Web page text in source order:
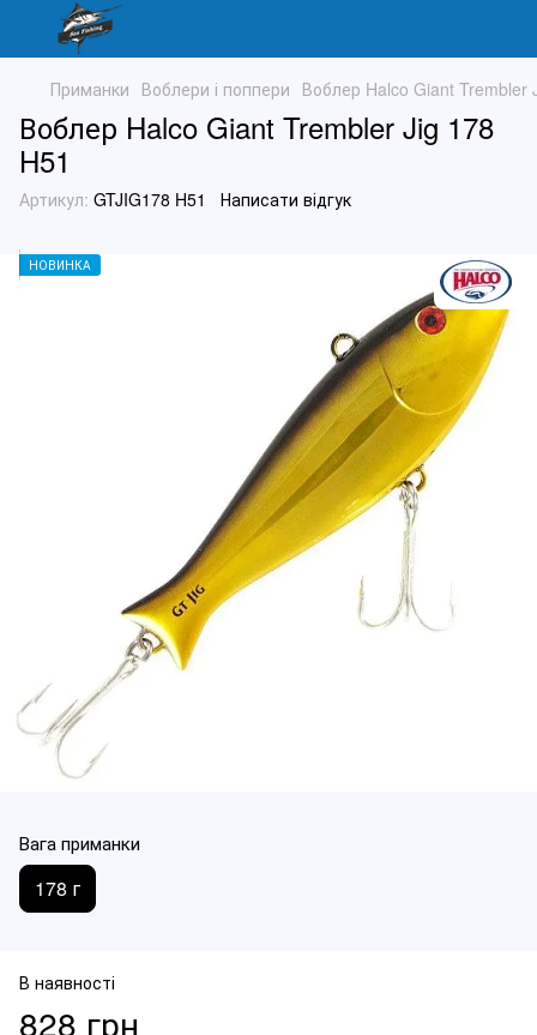
Приманки Воблери і поппери Воблер Halco Giant Trembler
Воблер Halco Giant Trembler Jig 178
H51
Артикул: GTJIG178 H51 Написати відгук
НОВИНКА
Вага приманки
178 г
В наявності
828 грн